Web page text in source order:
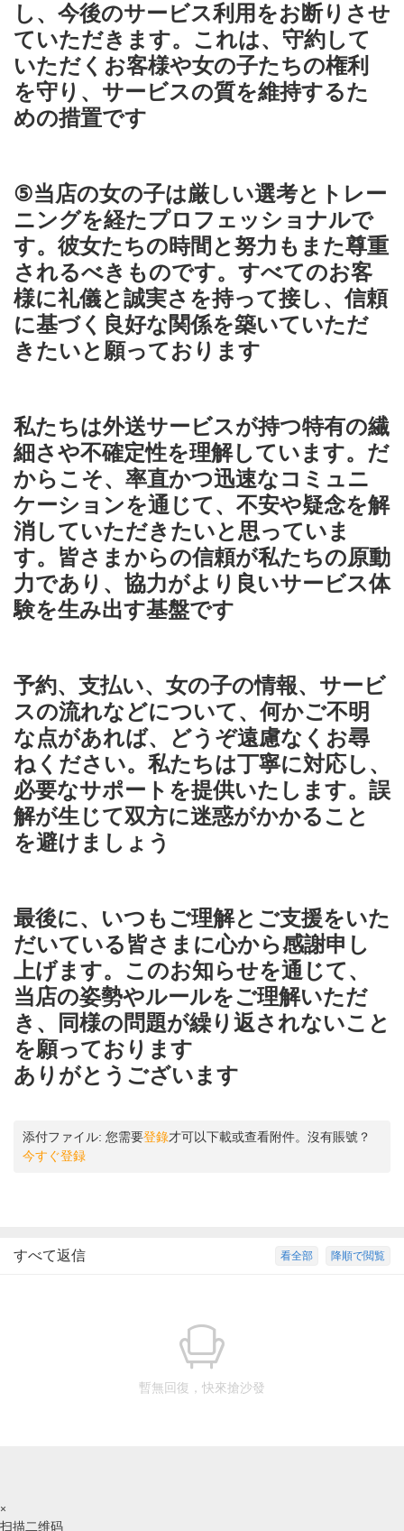
し、今後のサービス利用をお断りさせ
ていただきます。これは、守約して
いただくお客様や女の子たちの権利
を守り、サービスの質を維持するた
めの措置です
⑤当店の女の子は厳しい選考とトレー
ニングを経たプロフェッショナルで
す。彼女たちの時間と努力もまた尊重
されるべきものです。すべてのお客
様に礼儀と誠実さを持って接し、信頼
に基づく良好な関係を築いていただ
きたいと願っております
私たちは外送サービスが持つ特有の繊
細さや不確定性を理解しています。だ
からこそ、率直かつ迅速なコミュニ
ケーションを通じて、不安や疑念を解
消していただきたいと思っていま
す。皆さまからの信頼が私たちの原動
力であり、協力がより良いサービス体
験を生み出す基盤です
予約、支払い、女の子の情報、サービ
スの流れなどについて、何かご不明
な点があれば、どうぞ遠慮なくお尋
ねください。私たちは丁寧に対応し、
必要なサポートを提供いたします。誤
解が生じて双方に迷惑がかかること
を避けましょう
最後に、いつもご理解とご支援をいた
だいている皆さまに心から感謝申し
上げます。このお知らせを通じて、
当店の姿勢やルールをご理解いただ
き、同様の問題が繰り返されないこと
を願っております
ありがとうございます
添付ファイル: 您需要登錄才可以下載或查看附件。沒有賬號？
今すぐ登録
降順で閲覧
看全部
すべて返信
暫無回復，快來搶沙發
×
扫描二维码